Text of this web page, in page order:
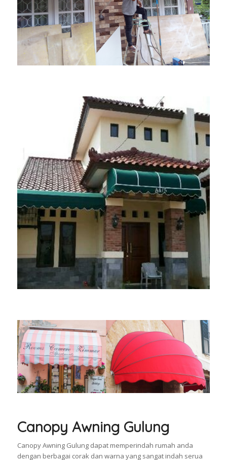
Canopy Awning Gulung
Canopy Awning Gulung dapat memperindah rumah anda
dengan berbagai corak dan warna yang sangat indah serua